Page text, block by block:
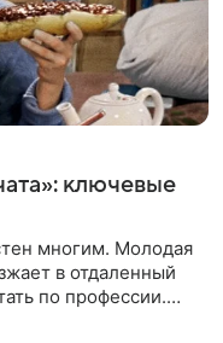
ключевые
многим. Молодая
в отдаленный
по профессии.